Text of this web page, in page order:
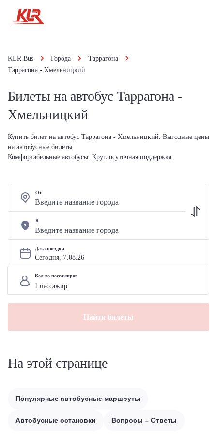
KLR Bus Города
Таррагона
Таррагона - Хмельницкий
Билеты на автобус Таррагона -
Хмельницкий
Купить билет на автобус Таррагона - Хмельницкий. Выгодные цены
на автобусные билеты.
Комфортабельные автобусы. Круглосуточная поддержка.
От
К
Дата поездки
Сегодня, 7.08.26
Кол-во пассажиров
Найти билеты
На этой странице
Популярные автобусные маршруты
Автобусные остановки Вопросы – Ответы